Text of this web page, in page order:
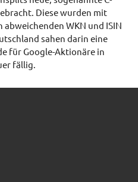
Diese wurden mit
WKN und ISIN
sahen darin eine
für Google-Aktionäre in
fällig.